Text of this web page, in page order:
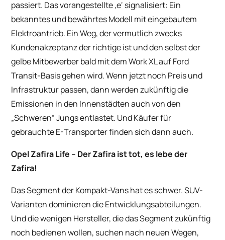
passiert. Das vorangestellte ‚e‘ signalisiert: Ein
bekanntes und bewährtes Modell mit eingebautem
Elektroantrieb. Ein Weg, der vermutlich zwecks
Kundenakzeptanz der richtige ist und den selbst der
gelbe Mitbewerber bald mit dem Work XL auf Ford
Transit-Basis gehen wird. Wenn jetzt noch Preis und
Infrastruktur passen, dann werden zukünftig die
Emissionen in den Innenstädten auch von den
„Schweren“ Jungs entlastet. Und Käufer für
gebrauchte E-Transporter finden sich dann auch.
Opel Zafira Life – Der Zafira ist tot, es lebe der
Zafira!
Das Segment der Kompakt-Vans hat es schwer. SUV-
Varianten dominieren die Entwicklungsabteilungen.
Und die wenigen Hersteller, die das Segment zukünftig
noch bedienen wollen, suchen nach neuen Wegen,